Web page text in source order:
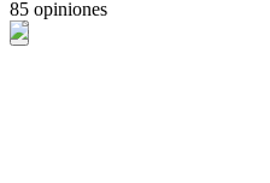
85 opiniones